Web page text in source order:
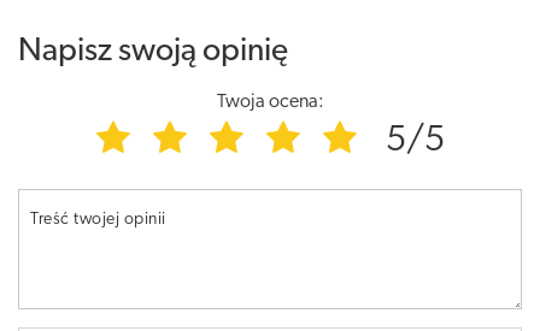
Napisz swoją opinię
Twoja ocena:
5/5
Treść twojej opinii